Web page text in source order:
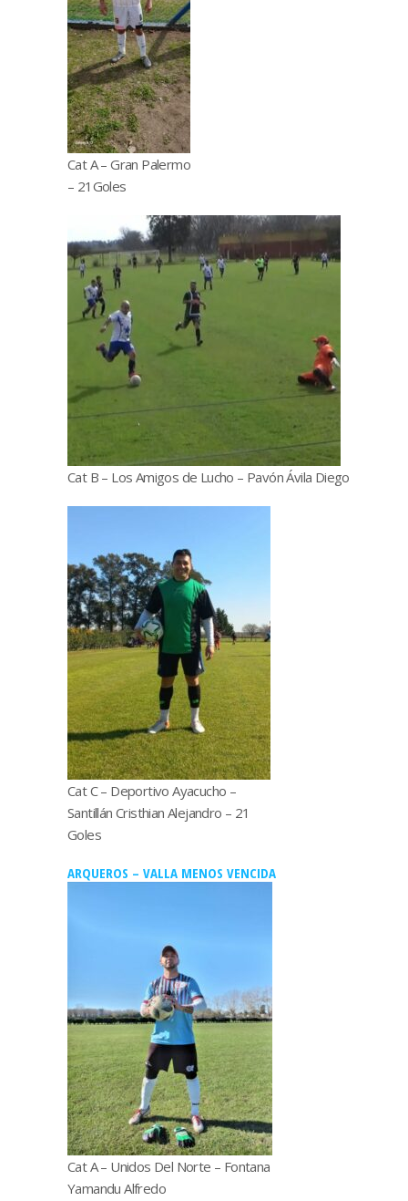
Cat A – Gran Palermo
– 21Goles
Cat B – Los Amigos de Lucho – Pavón Ávila Diego
Cat C – Deportivo Ayacucho –
Santillán Cristhian Alejandro – 21
Goles
ARQUEROS – VALLA MENOS VENCIDA
Cat A – Unidos Del Norte – Fontana
Yamandu Alfredo